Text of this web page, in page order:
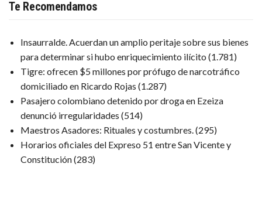
Te Recomendamos
Insaurralde. Acuerdan un amplio peritaje sobre sus bienes
para determinar si hubo enriquecimiento ilícito (1.781)
Tigre: ofrecen $5 millones por prófugo de narcotráfico
domiciliado en Ricardo Rojas (1.287)
Pasajero colombiano detenido por droga en Ezeiza
denunció irregularidades (514)
Maestros Asadores: Rituales y costumbres.(295)
Horarios oficiales del Expreso 51 entre San Vicente y
Constitución(283)